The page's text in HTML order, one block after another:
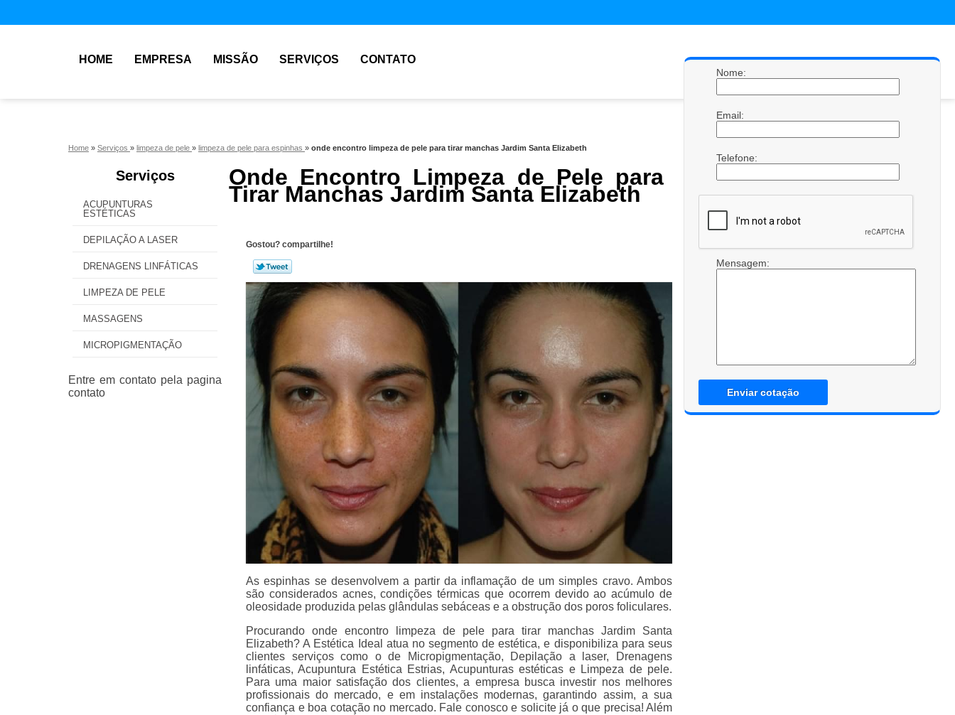
HOME EMPRESA MISSÃO SERVIÇOS CONTATO
Home » Serviços » limpeza de pele » limpeza de pele para espinhas » onde encontro limpeza de pele para tirar manchas Jardim Santa Elizabeth
Serviços
ACUPUNTURAS
ESTÉTICAS
DEPILAÇÃO A LASER
DRENAGENS LINFÁTICAS
LIMPEZA DE PELE
MASSAGENS
MICROPIGMENTAÇÃO
Onde Encontro Limpeza de Pele para
Tirar Manchas Jardim Santa Elizabeth
Gostou? compartilhe!
As espinhas se desenvolvem a partir da inflamação de um simples cravo. Ambos
são considerados acnes, condições térmicas que ocorrem devido ao acúmulo de
oleosidade produzida pelas glândulas sebáceas e a obstrução dos poros foliculares.
Procurando onde encontro limpeza de pele para tirar manchas Jardim Santa
Elizabeth? A Estética Ideal atua no segmento de estética, e disponibiliza para seus
clientes serviços como o de Micropigmentação, Depilação a laser, Drenagens
linfáticas, Acupuntura Estética Estrias, Acupunturas estéticas e Limpeza de pele.
Para uma maior satisfação dos clientes, a empresa busca investir nos melhores
profissionais do mercado, e em instalações modernas, garantindo assim, a sua
confiança e boa cotação no mercado. Fale conosco e solicite já o que precisa! Além
Nome:
Email:
Telefone:
Mensagem:
Enviar cotação